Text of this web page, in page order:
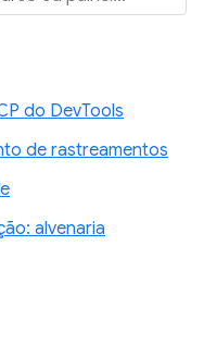
do DevTools
de rastreamentos
alvenaria